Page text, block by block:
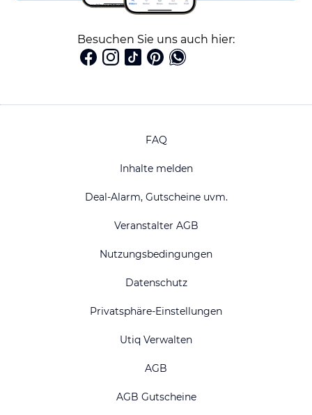
Besuchen Sie uns auch hier:
FAQ
Inhalte melden
Deal-Alarm, Gutscheine uvm.
Veranstalter AGB
Nutzungsbedingungen
Datenschutz
Privatsphäre-Einstellungen
Utiq Verwalten
AGB
AGB Gutscheine